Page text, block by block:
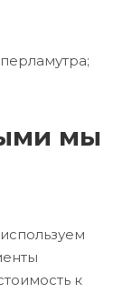
мы
к